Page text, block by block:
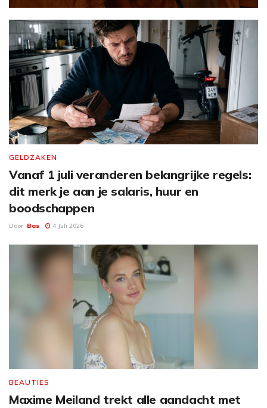
GELDZAKEN
Vanaf 1 juli veranderen belangrijke regels:
dit merk je aan je salaris, huur en
boodschappen
Door Bas 4 Juli 2026
BEAUTIES
Maxime Meiland trekt alle aandacht met